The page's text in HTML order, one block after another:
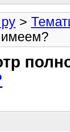
>
имеем?